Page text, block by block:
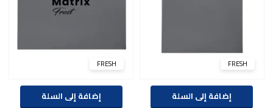
FRESH
إضافة إلى السلة
FRESH
إضافة إلى السلة